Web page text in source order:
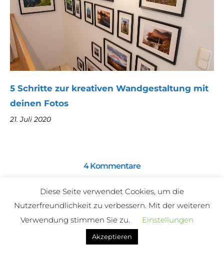
5 Schritte zur kreativen Wandgestaltung mit
deinen Fotos
21. Juli 2020
4 Kommentare
Futzipelz 25. Januar 2026 um 00:05
Antworten
Das ist ja mal ein tolles Projekt. Da
soll mal noch einer sagen, dass
Diese Seite verwendet Cookies, um die
Nutzerfreundlichkeit zu verbessern. Mit der weiteren
Verwendung stimmen Sie zu.
Einstellungen
Akzeptieren